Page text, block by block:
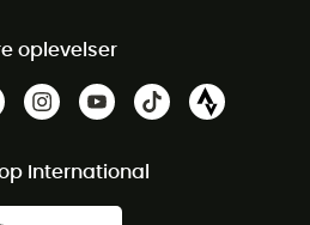
oplevelser
International